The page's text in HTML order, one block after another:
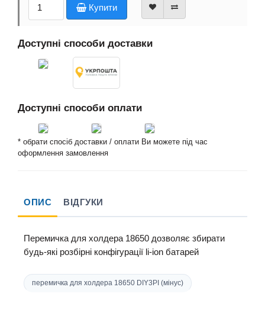
Купити
Доступні способи доставки
Доступні способи оплати
* обрати спосіб доставки / оплати Ви можете під час
оформлення замовлення
ОПИС ВІДГУКИ
Перемичка для холдера 18650 дозволяє збирати
будь-які розбірні конфігурації li-ion батарей
перемичка для холдера 18650 DIY3PI (мінус)